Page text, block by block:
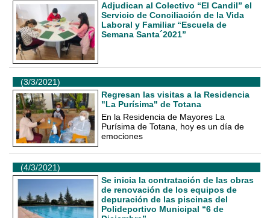
Adjudican al Colectivo “El Candil” el
Servicio de Conciliación de la Vida
Laboral y Familiar “Escuela de
Semana Santa´2021”
(3/3/2021)
Regresan las visitas a la Residencia
"La Purísima" de Totana
En la Residencia de Mayores La
Purísima de Totana, hoy es un día de
emociones
(4/3/2021)
Se inicia la contratación de las obras
de renovación de los equipos de
depuración de las piscinas del
Polideportivo Municipal “6 de